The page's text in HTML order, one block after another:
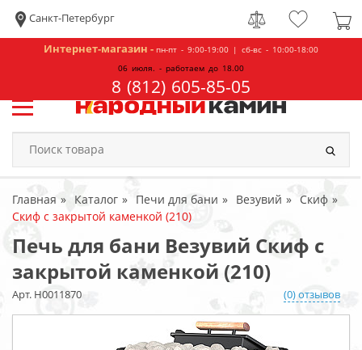
Санкт-Петербург
Интернет-магазин - пн-пт - 9:00-19:00 | сб-вс - 10:00-18:00
06 июля. - работаем до 18.00
8 (812) 605-85-05
Главная Каталог Печи для бани Везувий
Скиф
Скиф с закрытой каменкой (210)
Печь для бани Везувий Скиф с
закрытой каменкой (210)
Арт. Н0011870 (0) отзывов